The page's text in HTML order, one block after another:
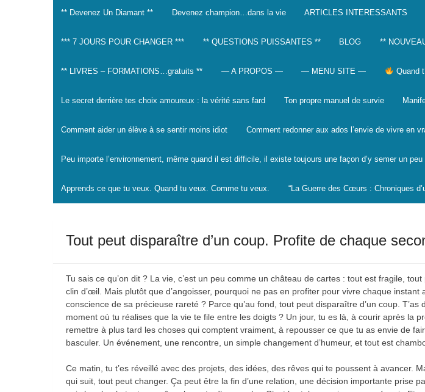
** Devenez Un Diamant ** Devenez champion…dans la vie ARTICLES INTERESSANTS
*** 7 JOURS POUR CHANGER *** ** QUESTIONS PUISSANTES ** BLOG **
** LIVRES – FORMATIONS…gratuits ** — A PROPOS — — MENU SITE — Quand
Le secret derrière tes choix amoureux : la vérité sans fard Ton propre manuel de survie
Comment aider un élève à se sentir moins idiot Comment redonner aux ados l’envie de vivre en
Peu importe l’environnement, même quand il est difficile, il existe toujours une façon d’y semer un peu
Apprends ce que tu veux. Quand tu veux. Comme tu veux. “La Guerre des Cœurs : Chroniques
Tout peut disparaître d’un coup. Profite de chaque
Tu sais ce qu’on dit ? La vie, c’est un peu comme un château de cartes : tout est fragile, tout
clin d’œil. Mais plutôt que d’angoisser, pourquoi ne pas en profiter pour vivre chaque instant
conscience de sa précieuse rareté ? Parce qu’au fond, tout peut disparaître d’un coup. T’as
moment où tu réalises que la vie te file entre les doigts ? Un jour, tu es là, à courir après la
remettre à plus tard les choses qui comptent vraiment, à repousser ce que tu as envie de
basculer. Un événement, une rencontre, un simple changement d’humeur, et tout est
Ce matin, tu t’es réveillé avec des projets, des idées, des rêves qui te poussent à avancer.
qui suit, tout peut changer. Ça peut être la fin d’une relation, une décision importante prise